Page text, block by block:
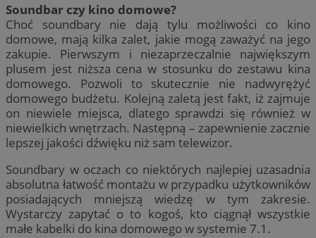
Soundbar czy kino domowe?
Choć soundbary nie dają tylu możliwości co kino
domowe, mają kilka zalet, jakie mogą zaważyć na jego
zakupie. Pierwszym i niezaprzeczalnie największym
plusem jest niższa cena w stosunku do zestawu kina
domowego. Pozwoli to skutecznie nie nadwyrężyć
domowego budżetu. Kolejną zaletą jest fakt, iż zajmuje
on niewiele miejsca, dlatego sprawdzi się również w
niewielkich wnętrzach. Następną – zapewnienie zacznie
lepszej jakości dźwięku niż sam telewizor.
Soundbary w oczach co niektórych najlepiej uzasadnia
absolutna łatwość montażu w przypadku użytkowników
posiadających mniejszą wiedzę w tym zakresie.
Wystarczy zapytać o to kogoś, kto ciągnął wszystkie
małe kabelki do kina domowego w systemie 7.1.